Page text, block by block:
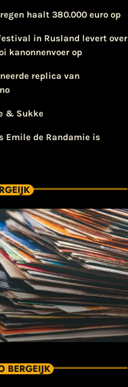
haalt 380.000 euro op
in Rusland levert over
kanonnenvoer op
replica van
& Sukke
Emile de Randamie is
BERGEIJK